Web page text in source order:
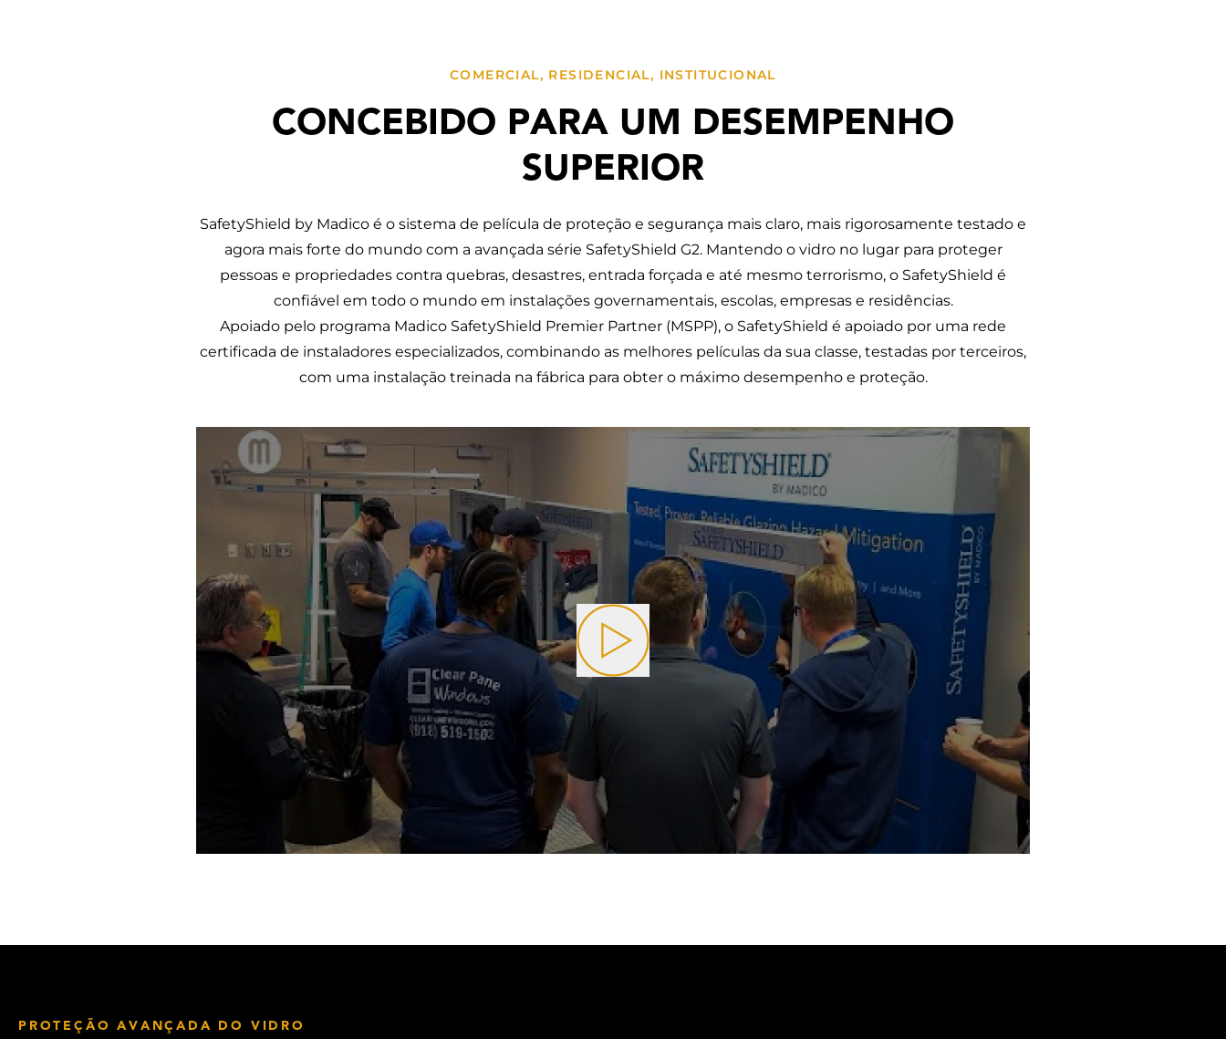
COMERCIAL, RESIDENCIAL, INSTITUCIONAL
CONCEBIDO PARA UM DESEMPENHO
SUPERIOR
SafetyShield by Madico é o sistema de película de proteção e segurança mais claro, mais rigorosamente testado e
agora mais forte do mundo com a avançada série SafetyShield G2. Mantendo o vidro no lugar para proteger
pessoas e propriedades contra quebras, desastres, entrada forçada e até mesmo terrorismo, o SafetyShield é
confiável em todo o mundo em instalações governamentais, escolas, empresas e residências.
Apoiado pelo programa Madico SafetyShield Premier Partner (MSPP), o SafetyShield é apoiado por uma rede
certificada de instaladores especializados, combinando as melhores películas da sua classe, testadas por terceiros,
com uma instalação treinada na fábrica para obter o máximo desempenho e proteção.
PROTEÇÃO AVANÇADA DO VIDRO